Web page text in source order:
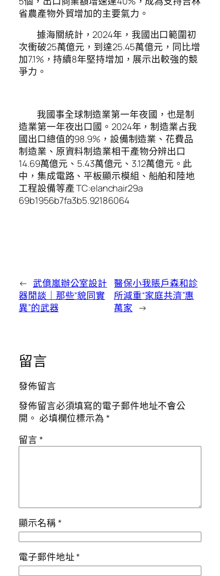
省農產物外貿增加的主要氣力。
據海關統計，2024年，我國出口範圍初
次衝破25萬億元，到達25.45萬億元，同比增
加7.1%，持續8年堅持增加，展示出較強的競
爭力。
我國事全球制造業第一年夜國，也是制
造業第一年夜出口國。2024年，制造業占我
國出口總值的98.9%，設備制造業、花費品
制造業、原資料制造業相干產物分辨出口
14.69萬億元、5.43萬億元、3.12萬億元。此
中，集成電路、平板顯示模組、船舶和陸地
工程設備等產 TC:elanchair29a
69b1956b7fa3b5.92186064
← 武億嵐辦公室設計
器閒談｜那些“貌同實
異”的武器
醫保小我賬戶森和診
所減重“家庭共濟”惠
萬家 →
留言
發佈留言
發佈留言必須填寫的電子郵件地址不會公
開。 必填欄位標示為*
留言*
顯示名稱*
電子郵件地址*